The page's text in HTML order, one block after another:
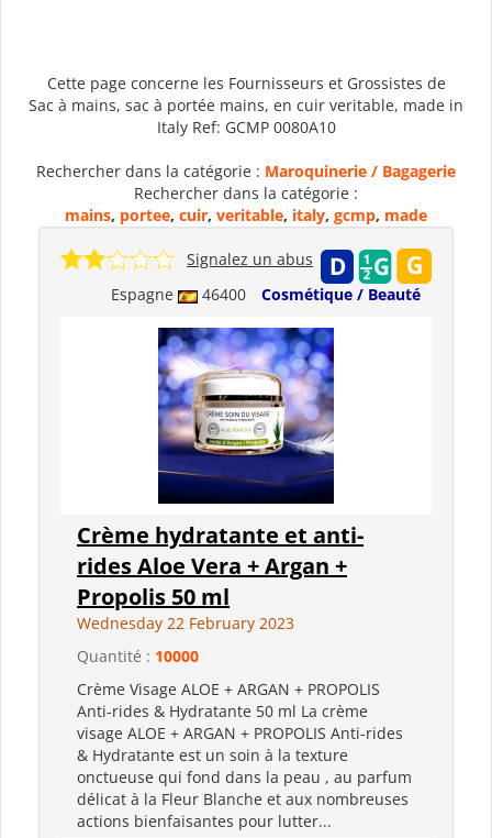
Cette page concerne les Fournisseurs et Grossistes de
Sac à mains, sac à portée mains, en cuir veritable, made in
Italy Ref: GCMP 0080A10
Rechercher dans la catégorie : Maroquinerie / Bagagerie
Rechercher dans la catégorie :
mains, portee, cuir, veritable, italy, gcmp, made
Espagne 46400 Cosmétique / Beauté
Signalez un abus
Crème hydratante et anti-
rides Aloe Vera + Argan +
Propolis 50 ml
Wednesday 22 February 2023
Quantité : 10000
Crème Visage ALOE + ARGAN + PROPOLIS
Anti-rides & Hydratante 50 ml La crème
visage ALOE + ARGAN + PROPOLIS Anti-rides
& Hydratante est un soin à la texture
onctueuse qui fond dans la peau , au parfum
délicat à la Fleur Blanche et aux nombreuses
actions bienfaisantes pour lutter...